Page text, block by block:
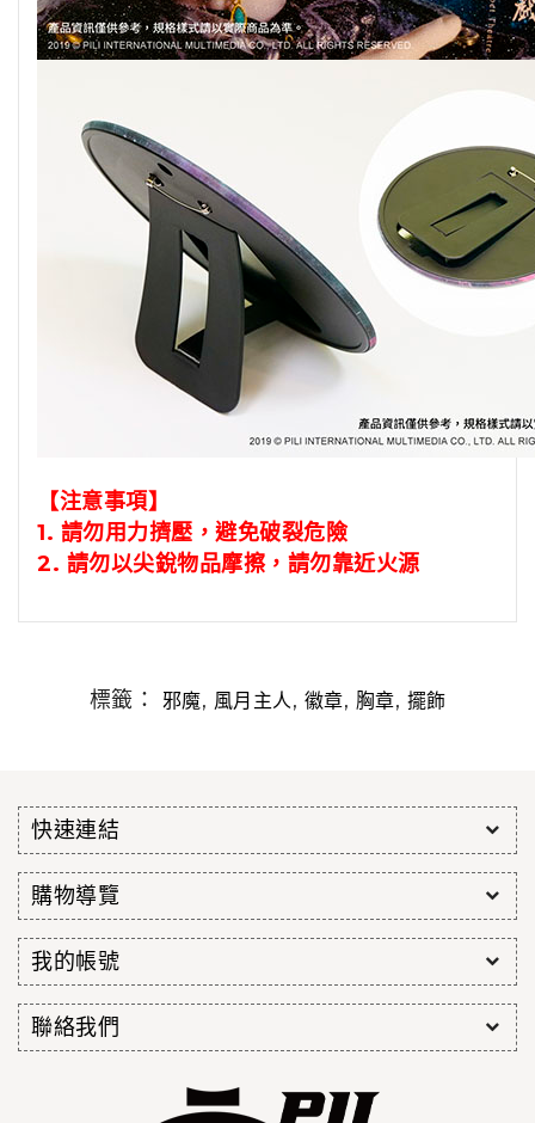
【注意事項】
1. 請勿用力擠壓，避免破裂危險
2. 請勿以尖銳物品摩擦，請勿靠近火源
標籤： 邪魔, 風月主人, 徽章, 胸章, 擺飾
快速連結
購物導覽
我的帳號
聯絡我們